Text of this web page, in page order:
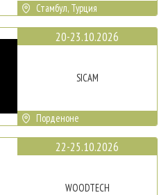
Стамбул, Турция
20-23.10.2026
SICAM
Порденоне
22-25.10.2026
WOODTECH